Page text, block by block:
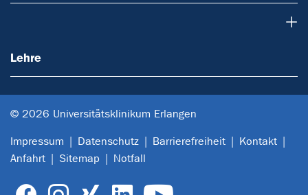
Lehre
© 2026 Universitätsklinikum Erlangen
Impressum Datenschutz Barrierefreiheit
Kontakt
Anfahrt
Sitemap Notfall